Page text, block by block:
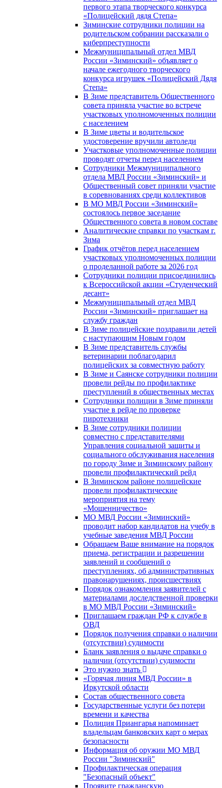
первого этапа творческого конкурса
«Полицейский дядя Степа»
Зиминские сотрудники полиции на
родительском собрании рассказали о
киберпреступности
Межмуниципальный отдел МВД
России «Зиминский» объявляет о
начале ежегодного творческого
конкурса игрушек «Полицейский Дядя
Степа»
В Зиме представитель Общественного
совета приняла участие во встрече
участковых уполномоченных полиции
с населением
В Зиме цветы и водительское
удостоверение вручили автоледи
Участковые уполномоченные полиции
проводят отчеты перед населением
Сотрудники Межмуниципального
отдела МВД России «Зиминский» и
Общественный совет приняли участие
в соревнованиях среди коллективов
В МО МВД России «Зиминский»
состоялось первое заседание
Общественного совета в новом составе
Аналитические справки по участкам г.
Зима
График отчётов перед населением
участковых уполномоченных полиции
о проделанной работе за 2026 год
Сотрудники полиции присоединились
к Всероссийской акции «Студенческий
десант»
Межмуниципальный отдел МВД
России «Зиминский» приглашает на
службу граждан
В Зиме полицейские поздравили детей
с наступающим Новым годом
В Зиме представитель службы
ветеринарии поблагодарил
полицейских за совместную работу
В Зиме и Саянске сотрудники полиции
провели рейды по профилактике
преступлений в общественных местах
Сотрудники полиции в Зиме приняли
участие в рейде по проверке
пиротехники
В Зиме сотрудники полиции
совместно с представителями
Управления социальной защиты и
социального обслуживания населения
по городу Зиме и Зиминскому району
провели профилактический рейд
В Зиминском районе полицейские
провели профилактические
мероприятия на тему
«Мошенничество»
МО МВД России «Зиминский»
проводит набор кандидатов на учебу в
учебные заведения МВД России
Обращаем Ваше внимание на порядок
приема, регистрации и разрешении
заявлений и сообщений о
преступлениях, об административных
правонарушениях, происшествиях
Порядок ознакомления заявителей с
материалами доследственной проверки
в МО МВД России «Зиминский»
Приглашаем граждан РФ к службе в
ОВД
Порядок получения справки о наличии
(отсутствии) судимости
Бланк заявления о выдаче справки о
наличии (отсутствии) судимости
Это нужно знать
«Горячая линия МВД России» в
Иркутской области
Состав общественного совета
Государственные услуги без потери
времени и качества
Полиция Приангарья напоминает
владельцам банковских карт о мерах
безопасности
Информация об оружии МО МВД
России "Зиминский"
Профилактическая операция
"Безопасный объект"
Проявите гражданскую